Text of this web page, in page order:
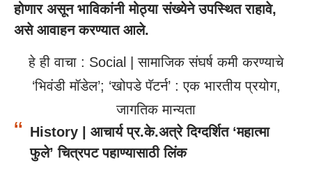
होणार असून भाविकांनी मोठ्या संख्येने उपस्थित राहावे,
असे आवाहन करण्यात आले.
हे ही वाचा : Social | सामाजिक संघर्ष कमी करण्याचे
‘भिवंडी मॉडेल’; ‘खोपडे पॅटर्न’ : एक भारतीय प्रयोग,
जागतिक मान्यता
History | आचार्य प्र.के.अत्रे दिग्दर्शित ‘महात्मा
फुले’ चित्रपट पहाण्यासाठी लिंक